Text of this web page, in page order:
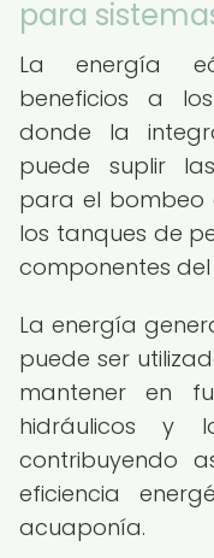
para
La energía
beneficios a
donde la
puede suplir
para el bombeo
los tanques de
componentes del
La energía
puede ser
mantener en
hidráulicos y
contribuyendo
eficiencia
acuaponía.